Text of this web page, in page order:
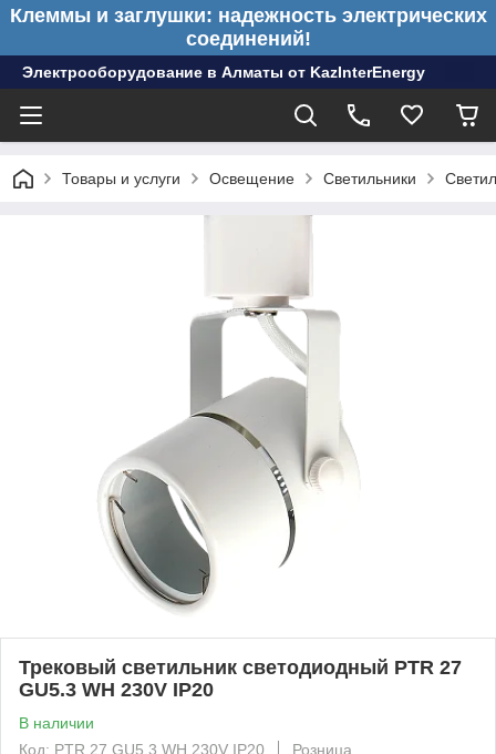
Клеммы и заглушки: надежность электрических
соединений!
Электрооборудование в Алматы от KazInterEnergy
Товары и услуги Освещение Светильники
Трековый светильник светодиодный PTR 27
GU5.3 WH 230V IP20
В наличии
Код: PTR 27 GU5.3 WH 230V IP20
Розница